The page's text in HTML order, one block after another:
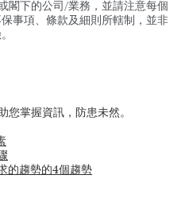
閣下的公司/業務，並請注意每個
事項、條款及細則所轄制，並非
您掌握資訊，防患未然。
的趨勢的4個趨勢